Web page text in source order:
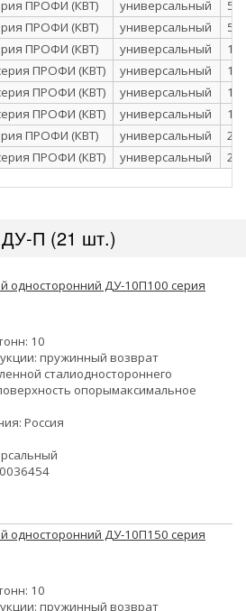
ПРОФИ (КВТ) универсальный 50
ПРОФИ (КВТ) универсальный 50
ПРОФИ (КВТ) универсальный
ПРОФИ (КВТ) универсальный
ПРОФИ (КВТ) универсальный
ПРОФИ (КВТ) универсальный
ПРОФИ (КВТ) универсальный
ПРОФИ (КВТ) универсальный
П (21 шт.)
односторонний ДУ-10П100 серия
10
пружинный возврат
сталиодностороннего
опорымаксимальное
Россия
односторонний ДУ-10П150 серия
10
пружинный возврат